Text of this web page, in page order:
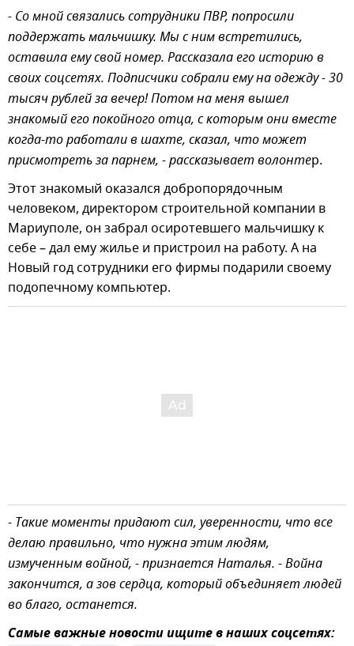
- Со мной связались сотрудники ПВР, попросили
поддержать мальчишку. Мы с ним встретились,
оставила ему свой номер. Рассказала его историю в
своих соцсетях. Подписчики собрали ему на одежду - 30
тысяч рублей за вечер! Потом на меня вышел
знакомый его покойного отца, с которым они вместе
когда-то работали в шахте, сказал, что может
присмотреть за парнем, - рассказывает волонтер.
Этот знакомый оказался добропорядочным
человеком, директором строительной компании в
Мариуполе, он забрал осиротевшего мальчишку к
себе – дал ему жилье и пристроил на работу. А на
Новый год сотрудники его фирмы подарили своему
подопечному компьютер.
- Такие моменты придают сил, уверенности, что все
делаю правильно, что нужна этим людям,
измученным войной, - признается Наталья. - Война
закончится, а зов сердца, который объединяет людей
во благо, останется.
Самые важные новости ищите в наших соцсетях: